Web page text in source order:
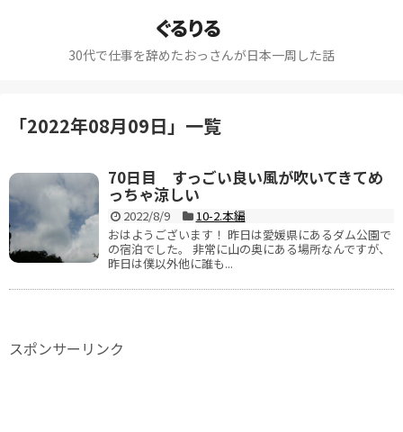
ぐるりる
30代で仕事を辞めたおっさんが日本一周した話
「2022年08月09日」 一覧
70日目 すっごい良い風が吹いてきてめ
っちゃ涼しい
2022/8/9
10-2.本編
おはようございます！ 昨日は愛媛県にあるダム公園で
の宿泊でした。 非常に山の奥にある場所なんですが、
昨日は僕以外他に誰も...
スポンサーリンク